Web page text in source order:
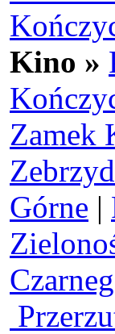
Kino »
Zamek
Górne |